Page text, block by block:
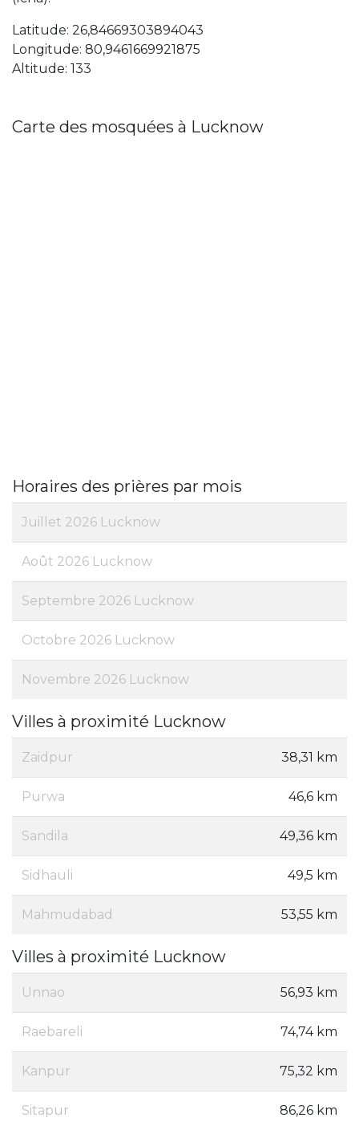
Latitude: 26,84669303894043
Longitude: 80,9461669921875
Altitude: 133
Carte des mosquées à Lucknow
Horaires des prières par mois
Juillet 2026 Lucknow
Août 2026 Lucknow
Septembre 2026 Lucknow
Octobre 2026 Lucknow
Novembre 2026 Lucknow
Villes à proximité Lucknow
Zaidpur 38,31 km
Purwa 46,6 km
Sandila 49,36 km
Sidhauli 49,5 km
Mahmudabad 53,55 km
Villes à proximité Lucknow
Unnao 56,93 km
Raebareli 74,74 km
Kanpur 75,32 km
Sitapur 86,26 km